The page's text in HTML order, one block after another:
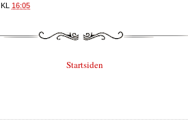
KL 16:05
Startsiden